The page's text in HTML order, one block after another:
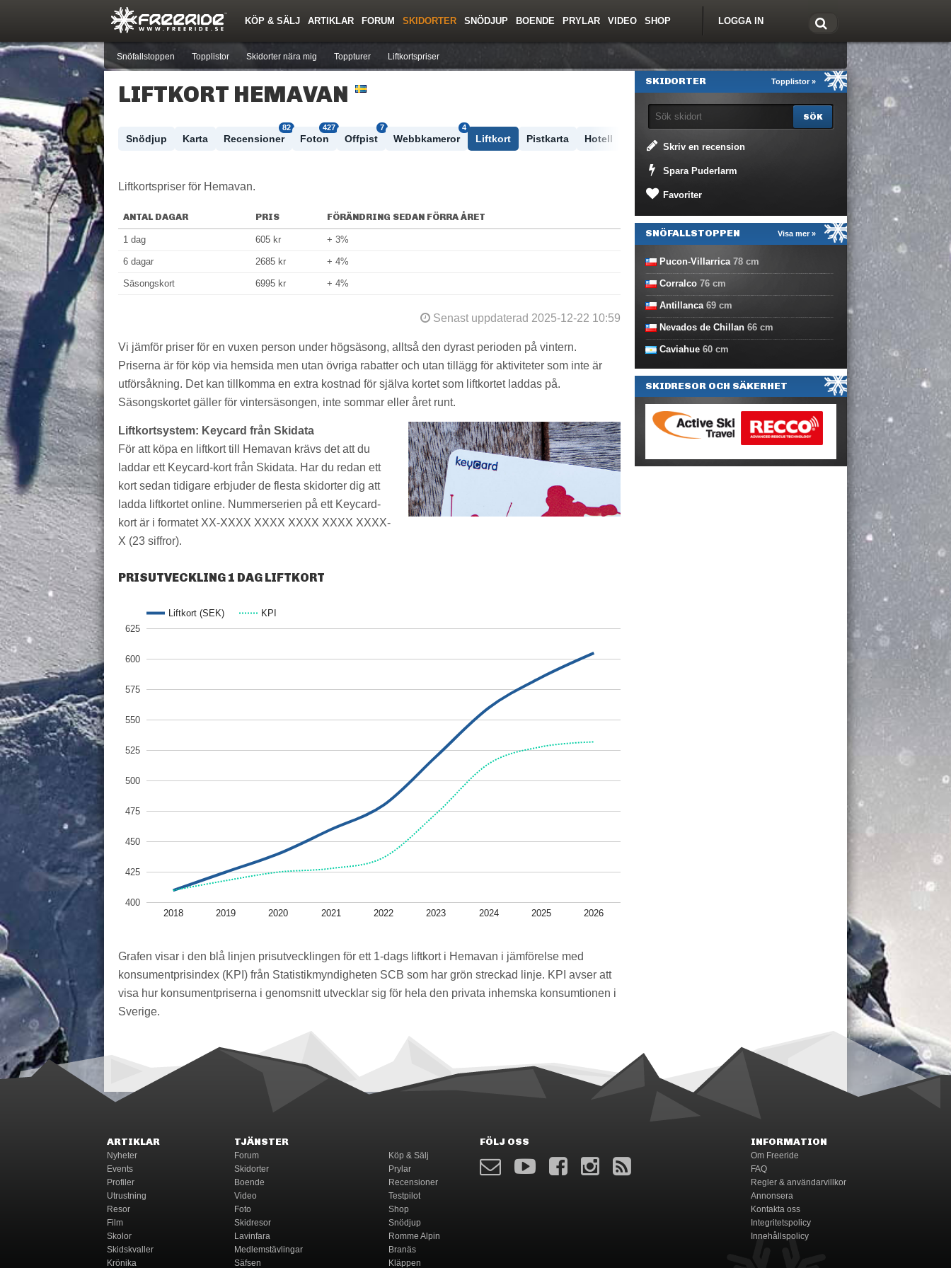
LOGGA IN
KÖP & SÄLJ ARTIKLAR
Nyheter Quiz Events
FORUM
Nya inlägg Forumlista
SKIDORTER
Snöfallstoppen Topplistor Skidorter nära mig Toppturer Liftkortspriser
SNÖDJUP BOENDE PRYLAR
Skidor Pjäxor
VIDEO
Årets Krasch
SHOP
LIFTKORT HEMAVAN
Skidort Väder Snödjup Karta Recensioner
82
Foton
427
Offpist
7
Webbkameror
4
Liftkort Pistkarta Hotell
Liftkortspriser för Hemavan.
ANTAL DAGAR PRIS FÖRÄNDRING SEDAN FÖRRA ÅRET
1 dag 605 kr + 3%
6 dagar 2685 kr + 4%
Säsongskort 6995 kr + 4%
Senast uppdaterad 2025-12-22 10:59
Vi jämför priser för en vuxen person under högsäsong, alltså den dyrast perioden på vintern.
Priserna är för köp via hemsida men utan övriga rabatter och utan tillägg för aktiviteter som inte är
utförsåkning. Det kan tillkomma en extra kostnad för själva kortet som liftkortet laddas på.
Säsongskortet gäller för vintersäsongen, inte sommar eller året runt.
Liftkortsystem: Keycard från Skidata
För att köpa en liftkort till Hemavan krävs det att du
laddar ett Keycard-kort från Skidata. Har du redan ett
kort sedan tidigare erbjuder de flesta skidorter dig att
ladda liftkortet online. Nummerserien på ett Keycard-
kort är i formatet XX-XXXX XXXX XXXX XXXX XXXX-
X (23 siffror).
PRISUTVECKLING 1 DAG LIFTKORT
Liftkort (SEK) KPI
2018 2019 2020 2021 2022 2023 2024 2025 2026
400
425
450
475
500
525
550
575
600
625
Grafen visar i den blå linjen prisutvecklingen för ett 1-dags liftkort i Hemavan i jämförelse med
konsumentprisindex (KPI) från Statistikmyndigheten SCB som har grön streckad linje. KPI avser att
visa hur konsumentpriserna i genomsnitt utvecklar sig för hela den privata inhemska konsumtionen i
Sverige.
Topplistor »
SKIDORTER
Skriv en recension
Spara Puderlarm
Favoriter
Visa mer »
SNÖFALLSTOPPEN
Pucon-Villarrica78 cm
Corralco 76 cm
Antillanca69 cm
Nevados de Chillan 66 cm
Caviahue 60 cm
SKIDRESOR OCH SÄKERHET
ARTIKLAR
Nyheter
Events
Profiler
Utrustning
Resor
Film
Skolor
Skidskvaller
Krönika
TJÄNSTER
Forum
Skidorter
Boende
Video
Foto
Skidresor
Lavinfara
Medlemstävlingar
Säfsen
Köp & Sälj
Prylar
Recensioner
Testpilot
Shop
Snödjup
Romme Alpin
Branäs
Kläppen
FÖLJ OSS INFORMATION
Om Freeride
FAQ
Regler & användarvillkor
Annonsera
Kontakta oss
Integritetspolicy
Innehållspolicy